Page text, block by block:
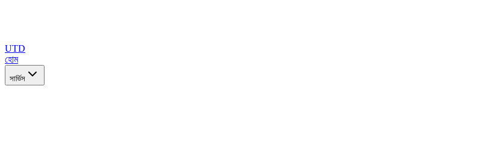
UTD
হোম
সার্ভিস